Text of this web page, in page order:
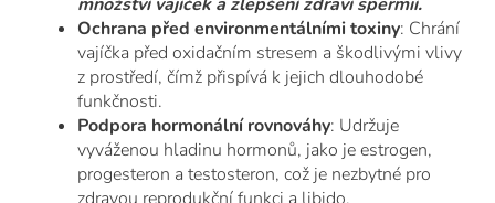
množství vajíček a zlepšení zdraví spermií.
Ochrana před environmentálními toxiny: Chrání
vajíčka před oxidačním stresem a škodlivými vlivy
z prostředí, čímž přispívá k jejich dlouhodobé
funkčnosti.
Podpora hormonální rovnováhy: Udržuje
vyváženou hladinu hormonů, jako je estrogen,
progesteron a testosteron, což je nezbytné pro